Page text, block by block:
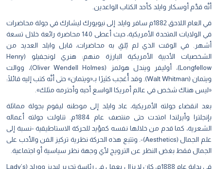
أنَّه قدَّم أوسكار وايلد كأحد الكتاب الواعدين.
في العام اللاحق 1882م سافر وايلد إلى نيويورك ليشارك في جولة محاضرات
في الولايات المتحدة الأمريكية، حيث أعطى 140 محاضرة رائعة خلال تسعة
أشهر. في الوقت الذي لم يُلقِ به محاضرات، قابل وايلد العديد من
الشخصيات الأدبية الأمريكية البارزة منهم: هنري لونجفيلو (Henry
Longfellow)، أوليفر ويندل هولمز (Oliver Wendell Holmes)، ووالت
ويتمان (Walt Whitman). وقد أُعَجب كثيرًا بـ«ويتمان» حتى أنَّه كتب إليه قائلًا:
«ليس هناك شخص في عالم أمريكا الواسع أحبه وأحترمه مثلك».
بعد انقضاء جولته الأمريكية، عاد وايلد إلى موطنه ليقوم بجولة مماثلة
بإنجلترا وأيرلندا امتدت حتى منتصف عام 1884م. تناولت جولته أعماله
الشعرية، كما قدم من خلالها نفسه كمؤيد للحركة الاستاطيقية -نسبة إلى
علم الجمال (Aesthetics)-. وتتبع هذه الحركة نظرية تركيز الفن والأدب على
الجمال فقط بغض النظر عن الترويج لأي وجهة نظر سياسية أو اجتماعية.
في بداية عام 1888م، كان لا يزال يعمل في رئاسة تحرير ليديز وورلد (Lady’s